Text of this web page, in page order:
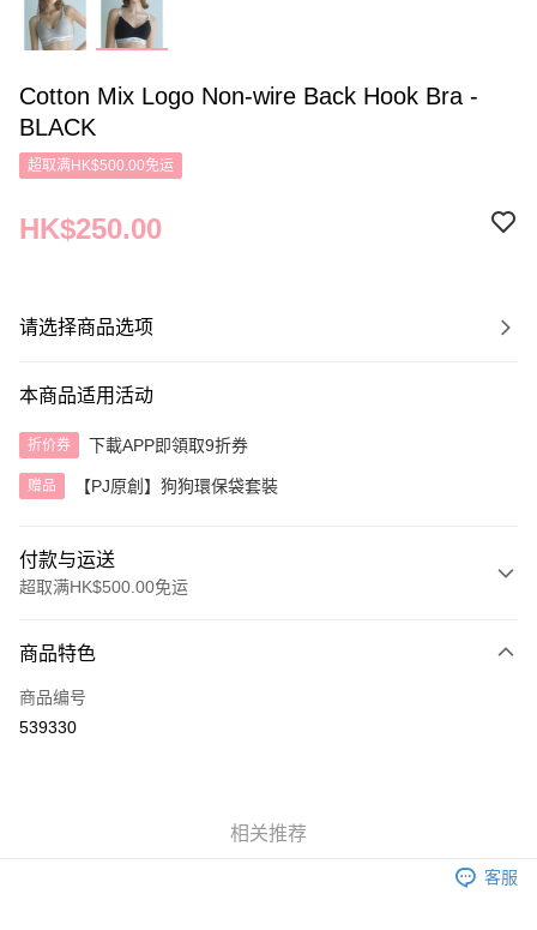
Cotton Mix Logo Non-wire Back Hook Bra -
BLACK
超取满HK$500.00免运
HK$250.00
请选择商品选项
本商品适用活动
折价券 下載APP即領取9折券
赠品 【PJ原創】狗狗環保袋套裝
付款与运送
超取满HK$500.00免运
信用卡
AlipayHK
每笔HK$40.00，满HK$500.00(含以上)免运费
商品特色
商品编号
539330
相关推荐
客服